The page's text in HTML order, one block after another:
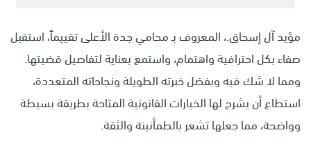
مؤيد آل إسحاق.، المعروف بـ محامي جدة الأعلى تقييماً، استقبل
صفاء بكل احترافية واهتمام، واستمع بعناية لتفاصيل قضيتها.
ومما لا شك فيه وبفضل خبرته الطويلة ونجاحاته المتعددة،
استطاع أن يشرح لها الخيارات القانونية المتاحة بطريقة بسيطة
وواضحة، مما جعلها تشعر بالطمأنينة والثقة.